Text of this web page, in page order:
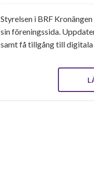
Styrelsen i BRF
sin föreningssida.
samt få tillgång till